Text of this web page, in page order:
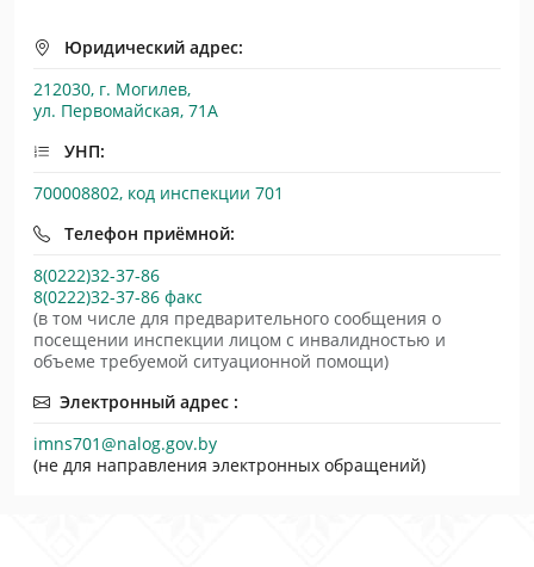
Юридический адрес:
212030, г. Могилев,
ул. Первомайская, 71А
УНП:
700008802, код инспекции 701
Телефон приёмной:
8(0222)32-37-86
8(0222)32-37-86 факс
(в том числе для предварительного сообщения о
посещении инспекции лицом с инвалидностью и
объеме требуемой ситуационной помощи)
Электронный адрес :
imns701@nalog.gov.by
(не для направления электронных обращений)